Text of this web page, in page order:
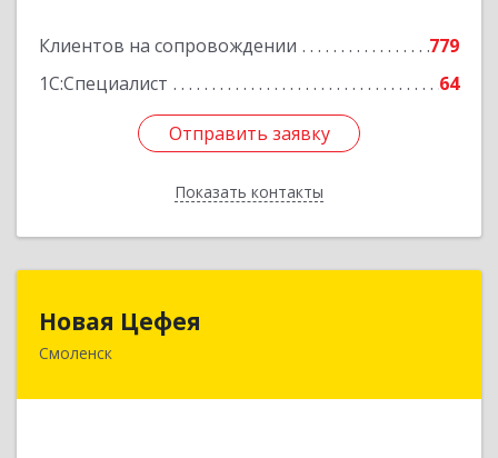
Клиентов на сопровождении
779
1С:Специалист
64
Отправить заявку
Показать контакты
Отправить заявку
Назад
Новая Цефея
Смоленск
214018, Смоленская обл, Смоленск г, Раевского